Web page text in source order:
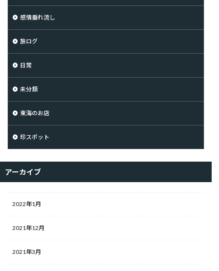
感情垂れ流し
旅ログ
日常
未分類
東海のお店
珍スポット
アーカイブ
2022年1月
2021年12月
2021年3月